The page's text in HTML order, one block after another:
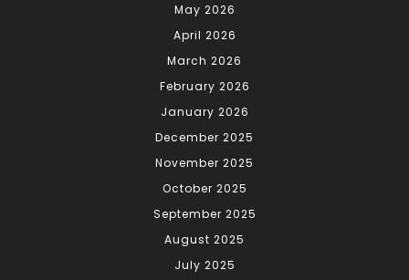
May 2026
April 2026
March 2026
February 2026
January 2026
December 2025
November 2025
October 2025
September 2025
August 2025
July 2025